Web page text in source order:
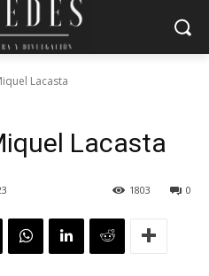
Lacasta
Lacasta
0
1803